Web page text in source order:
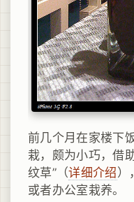
前几个月在家楼下
栽，颇为小巧，借
纹草”（详细介绍）
或者办公室栽养。